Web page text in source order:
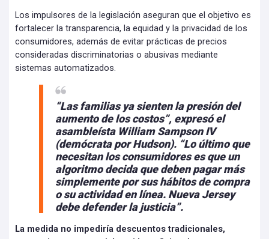
Los impulsores de la legislación aseguran que el objetivo es
fortalecer la transparencia, la equidad y la privacidad de los
consumidores, además de evitar prácticas de precios
consideradas discriminatorias o abusivas mediante
sistemas automatizados.
“Las familias ya sienten la presión del
aumento de los costos”, expresó el
asambleísta William Sampson IV
(demócrata por Hudson). “Lo último que
necesitan los consumidores es que un
algoritmo decida que deben pagar más
simplemente por sus hábitos de compra
o su actividad en línea. Nueva Jersey
debe defender la justicia”.
La medida no impediría descuentos tradicionales,